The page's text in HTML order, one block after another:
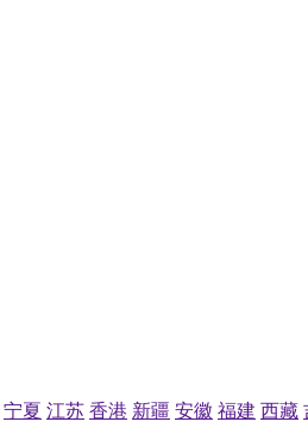
宁夏 江苏 香港 新疆 安徽 福建 西藏